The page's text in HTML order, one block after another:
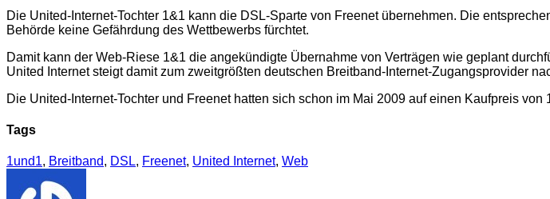
Die United-Internet-Tochter 1&1 kann die DSL-Sparte von Freenet übernehmen. Die
Behörde keine Gefährdung des Wettbewerbs fürchtet.
Damit kann der Web-Riese 1&1 die angekündigte Übernahme von Verträgen wie geplant
United Internet steigt damit zum zweitgrößten deutschen Breitband-Internet-Zugangsprovider
Die United-Internet-Tochter und Freenet hatten sich schon im Mai 2009 auf einen Kaufpreis
Tags
1und1, Breitband, DSL, Freenet, United Internet, Web